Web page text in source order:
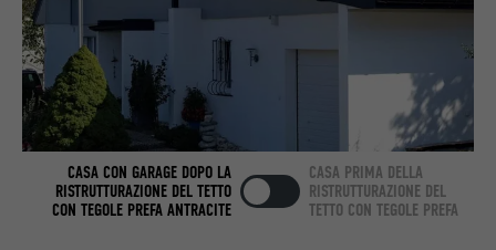
CASA CON GARAGE DOPO LA
RISTRUTTURAZIONE DEL TETTO
CON TEGOLE PREFA ANTRACITE
CASA PRIMA DELLA
RISTRUTTURAZIONE DEL
TETTO CON TEGOLE PREFA
prestazioni di servizio integrate.
NOME bscookie
PROVIDER LinkedIn
DECORSO 2 anni